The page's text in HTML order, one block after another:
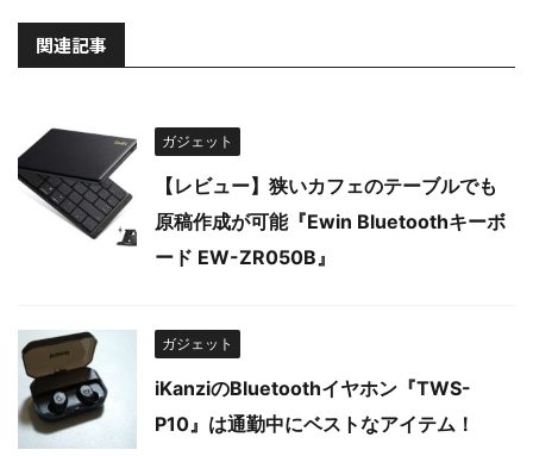
関連記事
ガジェット
【レビュー】狭いカフェのテーブルでも
原稿作成が可能『Ewin Bluetoothキーボ
ード EW-ZR050B』
ガジェット
iKanziのBluetoothイヤホン『TWS-
P10』は通勤中にベストなアイテム！